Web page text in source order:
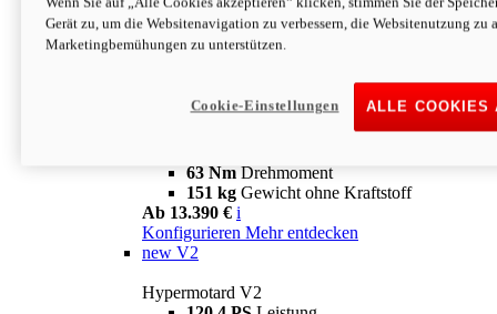
63 NmDrehmoment
151 kgGewicht ohne Kraftstoff
Ab 13.890 € i
63 Nm Drehmoment
151 kg Gewicht ohne Kraftstoff
Ab 13.390 € i
Konfigurieren Mehr entdecken
new V2
Hypermotard V2
Gerät zu, um die Websitenavigation zu verbessern, die Websitenutzung zu
Marketingbemühungen zu unterstützen.
ALLE COOKIES
Cookie-Einstellungen